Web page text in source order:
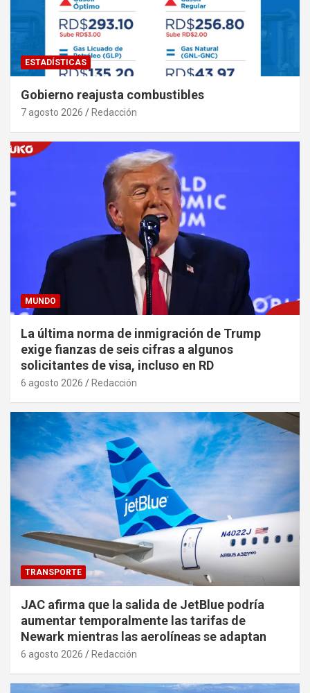
ESTADÍSTICAS
Gobierno reajusta combustibles
7 agosto 2026 Redacción
MUNDO
La última norma de inmigración de Trump
exige fianzas de seis cifras a algunos
solicitantes de visa, incluso en RD
6 agosto 2026 Redacción
TRANSPORTE
JAC afirma que la salida de JetBlue podría
aumentar temporalmente las tarifas de
Newark mientras las aerolíneas se adaptan
6 agosto 2026 Redacción